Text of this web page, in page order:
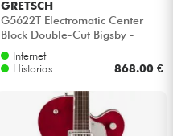
GRETSCH
G5622T Electromatic Center
Block Double-Cut Bigsby -
Midnight sapphire
Internet
Historias
868.00 €